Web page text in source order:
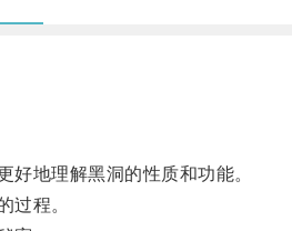
地理解黑洞的性质和功能。
程。